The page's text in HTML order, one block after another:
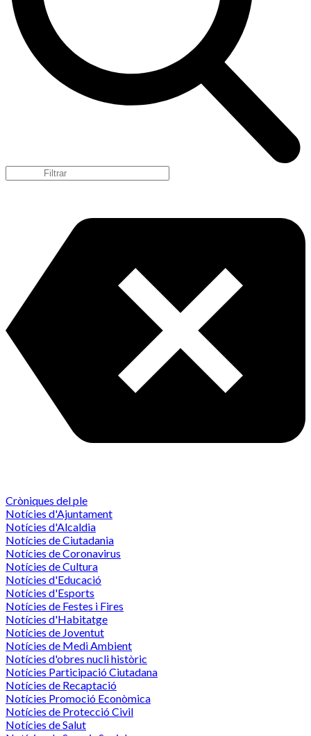
Cròniques del ple
Notícies d'Ajuntament
Notícies d'Alcaldia
Notícies de Ciutadania
Notícies de Coronavirus
Notícies de Cultura
Notícies d'Educació
Notícies d'Esports
Notícies de Festes i Fires
Notícies d'Habitatge
Notícies de Joventut
Notícies de Medi Ambient
Notícies d'obres nucli històric
Notícies Participació Ciutadana
Notícies de Recaptació
Notícies Promoció Econòmica
Notícies de Protecció Civil
Notícies de Salut